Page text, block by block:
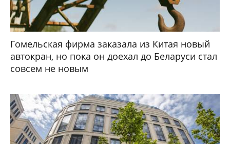
Гомельская фирма заказала из Китая новый
автокран, но пока он доехал до Беларуси стал
совсем не новым